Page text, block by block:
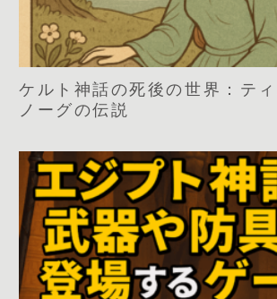
ケルト神話の死後の世界：ティ
ノーグの伝説